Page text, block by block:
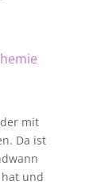
mit
Da ist
und